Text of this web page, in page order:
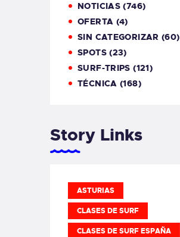
NOTICIAS (746)
OFERTA (4)
SIN CATEGORIZAR (60)
SPOTS(23)
SURF-TRIPS (121)
TÉCNICA (168)
Story Links
ASTURIAS
CLASES DE SURF
CLASES DE SURF ESPAÑA